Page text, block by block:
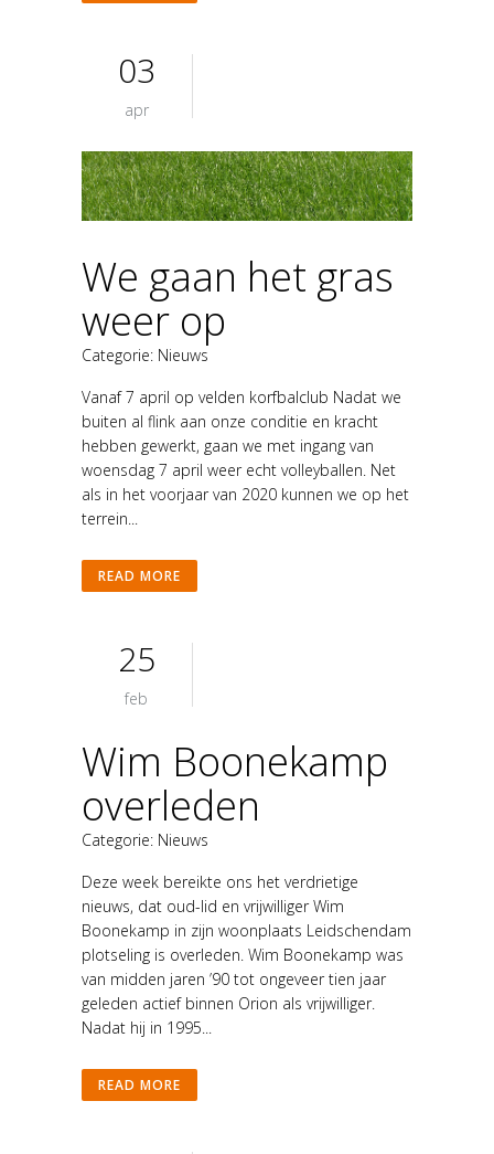
03
apr
We gaan het gras
weer op
Categorie: Nieuws
Vanaf 7 april op velden korfbalclub Nadat we
buiten al flink aan onze conditie en kracht
hebben gewerkt, gaan we met ingang van
woensdag 7 april weer echt volleyballen. Net
als in het voorjaar van 2020 kunnen we op het
terrein...
READ MORE
25
feb
Wim Boonekamp
overleden
Categorie: Nieuws
Deze week bereikte ons het verdrietige
nieuws, dat oud-lid en vrijwilliger Wim
Boonekamp in zijn woonplaats Leidschendam
plotseling is overleden. Wim Boonekamp was
van midden jaren ’90 tot ongeveer tien jaar
geleden actief binnen Orion als vrijwilliger.
Nadat hij in 1995...
READ MORE